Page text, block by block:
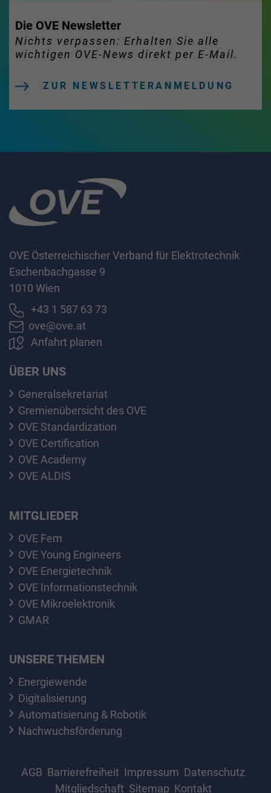
Die OVE Newsletter
Nichts verpassen: Erhalten Sie alle
wichtigen OVE-News direkt per E-Mail.
ZUR NEWSLETTERANMELDUNG
OVE Österreichischer Verband für Elektrotechnik
Eschenbachgasse 9
1010 Wien
+43 1 587 63 73
ove@ove.at
Anfahrt planen
ÜBER UNS
Generalsekretariat
Gremienübersicht des OVE
OVE Standardization
OVE Certification
OVE Academy
OVE ALDIS
MITGLIEDER
OVE Fem
OVE Young Engineers
OVE Energietechnik
OVE Informationstechnik
OVE Mikroelektronik
GMAR
UNSERE THEMEN
Energiewende
Digitalisierung
Automatisierung & Robotik
Nachwuchsförderung
AGB Barrierefreiheit Impressum Datenschutz
Mitgliedschaft Sitemap Kontakt